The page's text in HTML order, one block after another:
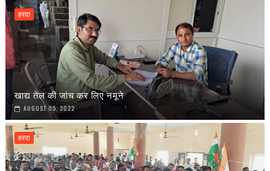
हरदा
खाद्य तेल की जांच कर लिए नमूने
AUGUST 05, 2022
हरदा